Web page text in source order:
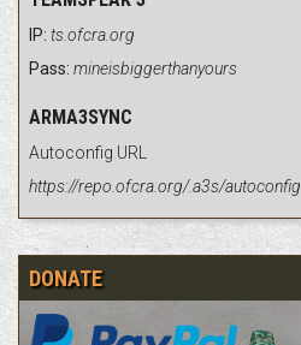
IP: ts.ofcra.org
Pass: mineisbiggerthanyours
ARMA3SYNC
Autoconfig URL
https://repo.ofcra.org/.a3s/autoconfig
DONATE